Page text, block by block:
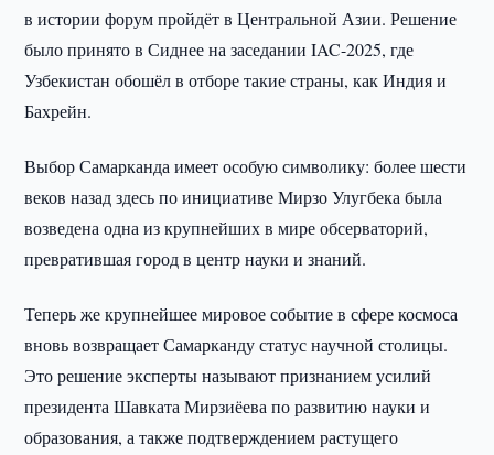
в истории форум пройдёт в Центральной Азии. Решение
было принято в Сиднее на заседании IAC-2025, где
Узбекистан обошёл в отборе такие страны, как Индия и
Бахрейн.
Выбор Самарканда имеет особую символику: более шести
веков назад здесь по инициативе Мирзо Улугбека была
возведена одна из крупнейших в мире обсерваторий,
превратившая город в центр науки и знаний.
Теперь же крупнейшее мировое событие в сфере космоса
вновь возвращает Самарканду статус научной столицы.
Это решение эксперты называют признанием усилий
президента Шавката Мирзиёева по развитию науки и
образования, а также подтверждением растущего